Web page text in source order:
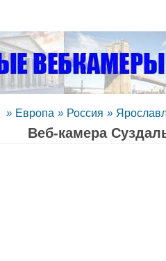
» Европа » Россия »
Веб-камера